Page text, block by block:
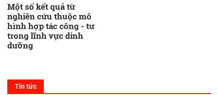
Một số kết quả từ
nghiên cứu thuộc mô
hình hợp tác công - tư
trong lĩnh vực dinh
dưỡng
Tin tức